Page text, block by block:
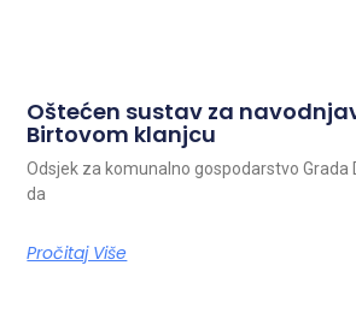
Oštećen sustav za
Birtovom klanjcu
Odsjek za komunalno gospodarstvo Grada
da
Pročitaj Više